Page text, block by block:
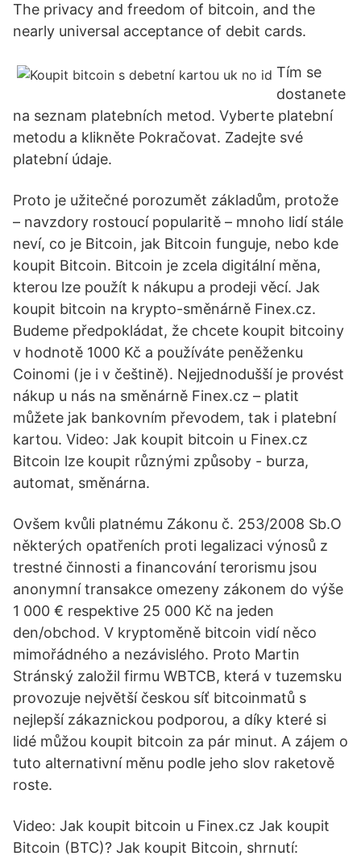
The privacy and freedom of bitcoin, and the
nearly universal acceptance of debit cards.
Tím se
dostanete
na seznam platebních metod. Vyberte platební
metodu a klikněte Pokračovat. Zadejte své
platební údaje.
Proto je užitečné porozumět základům, protože
– navzdory rostoucí popularitě – mnoho lidí stále
neví, co je Bitcoin, jak Bitcoin funguje, nebo kde
koupit Bitcoin. Bitcoin je zcela digitální měna,
kterou lze použít k nákupu a prodeji věcí. Jak
koupit bitcoin na krypto-směnárně Finex.cz.
Budeme předpokládat, že chcete koupit bitcoiny
v hodnotě 1000 Kč a používáte peněženku
Coinomi (je i v češtině). Nejjednodušší je provést
nákup u nás na směnárně Finex.cz – platit
můžete jak bankovním převodem, tak i platební
kartou. Video: Jak koupit bitcoin u Finex.cz
Bitcoin lze koupit různými způsoby - burza,
automat, směnárna.
Ovšem kvůli platnému Zákonu č. 253/2008 Sb.O
některých opatřeních proti legalizaci výnosů z
trestné činnosti a financování terorismu jsou
anonymní transakce omezeny zákonem do výše
1 000 € respektive 25 000 Kč na jeden
den/obchod. V kryptoměně bitcoin vidí něco
mimořádného a nezávislého. Proto Martin
Stránský založil firmu WBTCB, která v tuzemsku
provozuje největší českou síť bitcoinmatů s
nejlepší zákaznickou podporou, a díky které si
lidé můžou koupit bitcoin za pár minut. A zájem o
tuto alternativní měnu podle jeho slov raketově
roste.
Video: Jak koupit bitcoin u Finex.cz Jak koupit
Bitcoin (BTC)? Jak koupit Bitcoin, shrnutí: